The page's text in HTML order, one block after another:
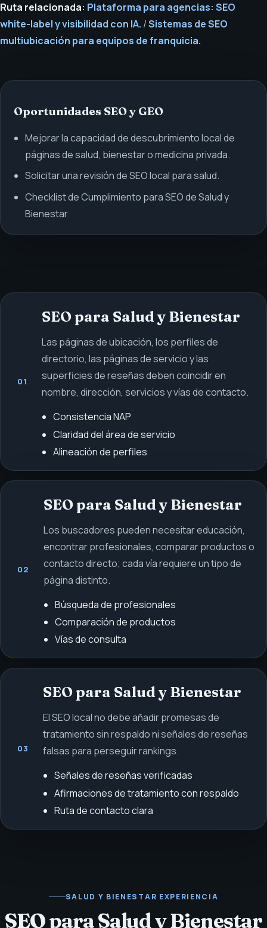
Ruta relacionada: Plataforma para agencias: SEO
white-label y visibilidad con IA. /Sistemas de SEO
multiubicación para equipos de franquicia.
Oportunidades SEO y GEO
Mejorar la capacidad de descubrimiento local de
páginas de salud, bienestar o medicina privada.
Solicitar una revisión de SEO local para salud.
Checklist de Cumplimiento para SEO de Salud y
Bienestar
01
SEO para Salud y Bienestar
Las páginas de ubicación, los perfiles de
directorio, las páginas de servicio y las
superficies de reseñas deben coincidir en
nombre, dirección, servicios y vías de contacto.
Consistencia NAP
Claridad del área de servicio
Alineación de perfiles
02
SEO para Salud y Bienestar
Los buscadores pueden necesitar educación,
encontrar profesionales, comparar productos o
contacto directo; cada vía requiere un tipo de
página distinto.
Búsqueda de profesionales
Comparación de productos
Vías de consulta
03
SEO para Salud y Bienestar
El SEO local no debe añadir promesas de
tratamiento sin respaldo ni señales de reseñas
falsas para perseguir rankings.
Señales de reseñas verificadas
Afirmaciones de tratamiento con respaldo
Ruta de contacto clara
SALUD Y BIENESTAR EXPERIENCIA
SEO para Salud y Bienestar